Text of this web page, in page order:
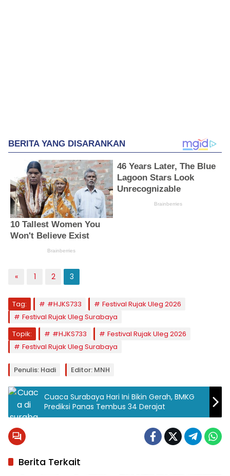
« 1 2 3
Tag: #HJKS733
Festival Rujak Uleg 2026
Festival Rujak Uleg Surabaya
Topik:
#HJKS733
Festival Rujak Uleg 2026
Festival Rujak Uleg Surabaya
Penulis: Hadi Editor: MNH
Cuaca Surabaya Hari Ini Bikin Gerah, BMKG
Prediksi Panas Tembus 34 Derajat
Berita Terkait